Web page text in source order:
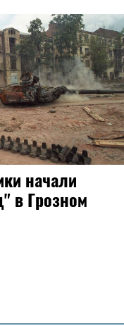
начали
в Грозном